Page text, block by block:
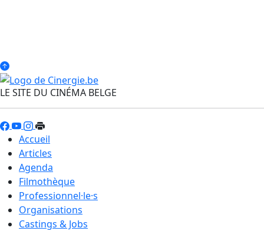
LE SITE DU CINÉMA BELGE
Accueil
Articles
Agenda
Filmothèque
Professionnel·le·s
Organisations
Castings & Jobs